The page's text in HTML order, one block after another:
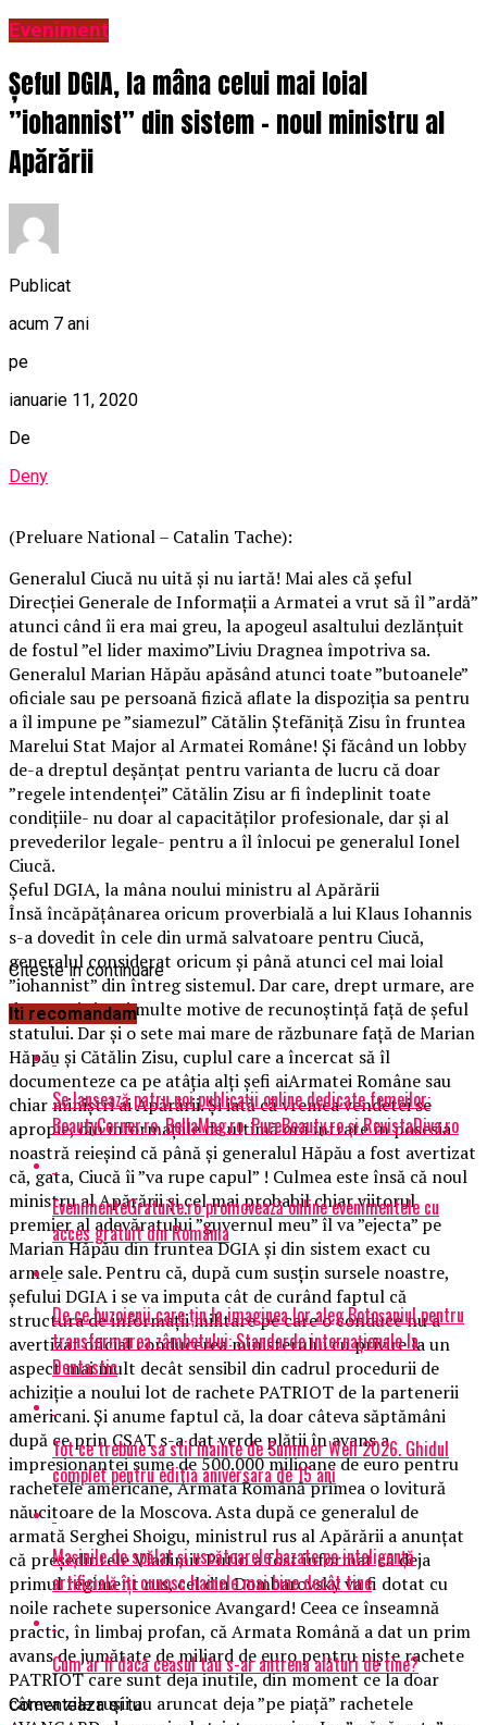
Eveniment
Șeful DGIA, la mâna celui mai loial
”iohannist” din sistem – noul ministru al
Apărării
Publicat
acum 7 ani
pe
ianuarie 11, 2020
De
Deny
(Preluare National – Catalin Tache):
Generalul Ciucă nu uită și nu iartă! Mai ales că șeful
Direcției Generale de Informații a Armatei a vrut să îl ”ardă”
atunci când îi era mai greu, la apogeul asaltului dezlănțuit
de fostul ”el lider maximo”Liviu Dragnea împotriva sa.
Generalul Marian Hăpău apăsând atunci toate ”butoanele”
oficiale sau pe persoană fizică aflate la dispoziția sa pentru
a îl impune pe ”siamezul” Cătălin Ștefăniță Zisu în fruntea
Marelui Stat Major al Armatei Române! Și făcând un lobby
de-a dreptul deșănțat pentru varianta de lucru că doar
”regele intendenței” Cătălin Zisu ar fi îndeplinit toate
condițiile- nu doar al capacităților profesionale, dar și al
prevederilor legale- pentru a îl înlocui pe generalul Ionel
Ciucă.
Șeful DGIA, la mâna noului ministru al Apărării
Însă încăpățânarea oricum proverbială a lui Klaus Iohannis
s-a dovedit în cele din urmă salvatoare pentru Ciucă,
generalul considerat oricum și până atunci cel mai loial
”iohannist” din întreg sistemul. Dar care, drept urmare, are
de atunci și mai multe motive de recunoștință față de șeful
statului. Dar și o sete mai mare de răzbunare față de Marian
Hăpău și Cătălin Zisu, cuplul care a încercat să îl
documenteze ca pe atâția alți șefi aiArmatei Române sau
chiar miniștri ai Apărării. Și iată că vremea vendetei se
apropie, din informațiile de ultimă oră intrate în posesia
noastră reieșind că până și generalul Hăpău a fost avertizat
că, gata, Ciucă îi ”va rupe capul” ! Culmea este însă că noul
ministru al Apărării și cel mai probabil chiar viitorul
premier al adevăratului ”guvernul meu” îl va ”ejecta” pe
Marian Hăpău din fruntea DGIA și din sistem exact cu
armele sale. Pentru că, după cum susțin sursele noastre,
șefului DGIA i se va imputa cât de curând faptul că
structura de informații militare pe care o conduce nu a
avertizat oficial conducerea ministerului cu privire la un
aspect mai mult decât sensibil din cadrul procedurii de
achiziție a noului lot de rachete PATRIOT de la partenerii
americani. Și anume faptul că, la doar câteva săptămâni
după ce prin CSAT s-a dat verde plății în avans a
impresionantei sume de 500.000 milioane de euro pentru
rachetele americane, Armata Română primea o lovitură
năucitoare de la Moscova. Asta după ce generalul de
armată Serghei Shoigu, ministrul rus al Apărării a anunțat
că președintele Vladimir Putin a fost informat că deja
primul regiment rus, cel din Dombarovsky va fi dotat cu
noile rachete supersonice Avangard! Ceea ce înseamnă
practic, în limbaj profan, că Armata Română a dat un prim
avans de jumătate de miliard de euro pentru niște rachete
PATRIOT care sunt deja inutile, din moment ce la doar
câteva zile rușii au aruncat deja ”pe piață” rachetele
Citeste in continuare
Iti recomandam
Se lansează patru noi publicații online dedicate femeilor:
BeautyCorner.ro, BellaMag.ro, PureBeauty.ro și RevistaDiva.ro
EvenimenteGratuite.ro promovează online evenimentele cu
acces gratuit din România
De ce buzoienii care țin la imaginea lor aleg Botoșaniul pentru
transformarea zâmbetului: Standarde internaționale la
Dentastic
Tot ce trebuie sa stii inainte de Summer Well 2026. Ghidul
complet pentru editia aniversara de 15 ani
Mașinile de spălat și uscătoarele bazate pe inteligență
artificială îți cunosc hainele mai bine decât tine
Cum ar fi dacă ceasul tău s-ar antrena alături de tine?
Comenteaza si tu